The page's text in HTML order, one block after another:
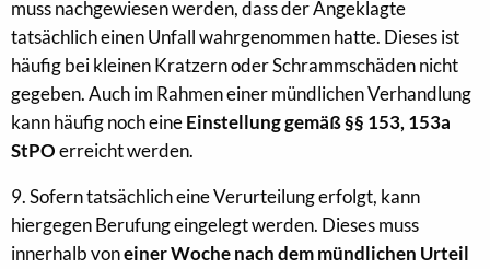
muss nachgewiesen werden, dass der Angeklagte
tatsächlich einen Unfall wahrgenommen hatte. Dieses ist
häufig bei kleinen Kratzern oder Schrammschäden nicht
gegeben. Auch im Rahmen einer mündlichen Verhandlung
kann häufig noch eineEinstellung gemäß §§ 153, 153a
StPOerreicht werden.
9. Sofern tatsächlich eine Verurteilung erfolgt, kann
hiergegen Berufung eingelegt werden. Dieses muss
innerhalb voneiner Woche nach dem mündlichen Urteil